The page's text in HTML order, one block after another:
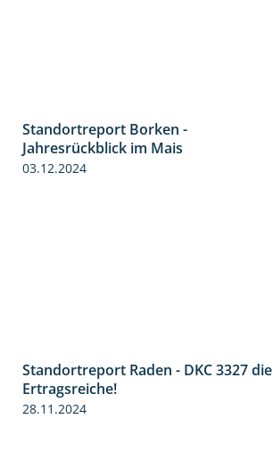
Standortreport Borken -
Jahresrückblick im Mais
03.12.2024
Standortreport Raden - DKC 3327 die
Ertragsreiche!
28.11.2024